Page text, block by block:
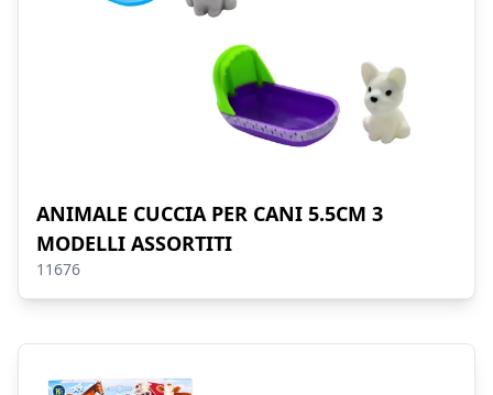
ANIMALE CUCCIA PER CANI 5.5CM 3
MODELLI ASSORTITI
11676